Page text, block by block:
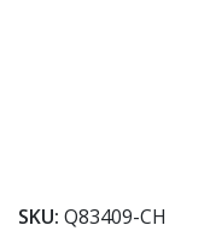
SKU: Q83409-CH